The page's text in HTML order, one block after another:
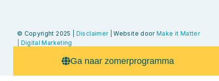
© Copyright 2025 | Disclaimer| Website doorMake it Matter
| Digital Marketing
Ga naar zomerprogramma